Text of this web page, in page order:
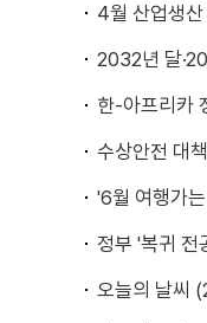
4월 산업생산
2032년 달
한-아프리카
수상안전 대
'6월 여행가는
정부 '복귀 전
오늘의 날씨